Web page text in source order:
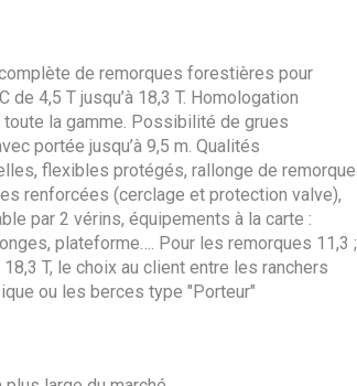
de remorques forestières pour
de 4,5 T jusqu’à 18,3 T. Homologation
la gamme. Possibilité de grues
portée jusqu’à 9,5 m. Qualités
flexibles protégés, rallonge de remorque
renforcées (cerclage et protection valve),
par 2 vérins, équipements à la carte :
plateforme…. Pour les remorques 11,3 ;
18,3 T, le choix au client entre les ranchers
ou les berces type "Porteur"